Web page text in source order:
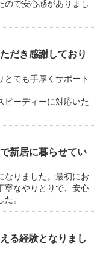
ので安心感がありまし
だき感謝しており
とても手厚くサポート
ピーディーに対応いた
新居に暮らせてい
なりました。最初にお
寧なやりとりで、安心
た。…
る経験となりまし